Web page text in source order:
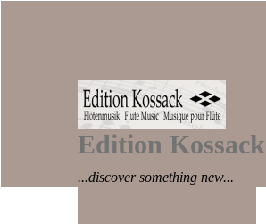
Edition Kossack
...discover something new...